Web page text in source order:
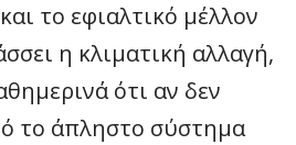
το εφιαλτικό μέλλον
η κλιματική αλλαγή,
ότι αν δεν
το άπληστο σύστημα